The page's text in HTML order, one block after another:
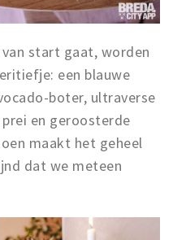
start gaat, worden
een blauwe
boter, ultraverse
en geroosterde
maakt het geheel
dat we meteen